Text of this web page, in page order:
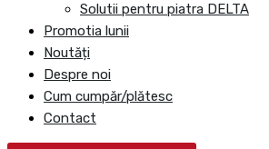
Solutii pentru piatra DELTA
Promotia lunii
Noutăți
Despre noi
Cum cumpăr/plătesc
Contact